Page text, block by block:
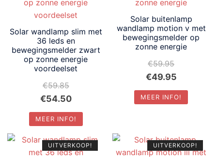
Solar wandlamp slim met
36 leds en
bewegingsmelder zwart
op zonne energie
voordeelset
€59.85
Oorspronkelijke
prijs
was:
€59.85.
€54.50Huidige
prijs
is:
€54.50.
MEER INFO!
Solar buitenlamp
wandlamp motion v met
bewegingsmelder op
zonne energie
€59.95
Oorspronkelijke
prijs
was:
€49.95Huidige
prijs
is:
MEER INFO!
UITVERKOOP! UITVERKOOP!